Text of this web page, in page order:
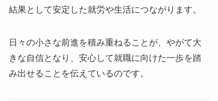
結果として安定した就労や生活につながります。
日々の小さな前進を積み重ねることが、やがて大
きな自信となり、安心して就職に向けた一歩を踏
み出せることを伝えているのです。